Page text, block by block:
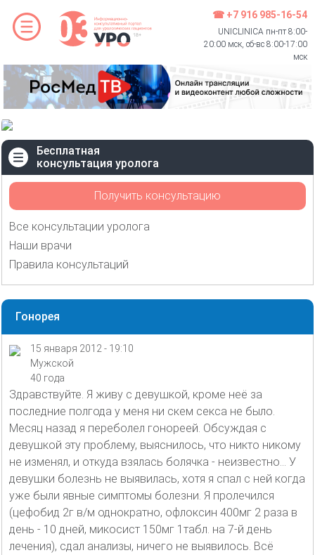
☎ +7 916 985-16-54
UNICLINICA пн-пт 8:00-
20:00 мск, сб-вс 8:00-17:00
мск
Бесплатная
консультация уролога
Получить консультацию
Все консультации уролога
Наши врачи
Правила консультаций
Гонорея
15 января 2012 - 19:10
Мужской
40 года
Здравствуйте. Я живу с девушкой, кроме неё за
последние полгода у меня ни скем секса не было.
Месяц назад я переболел гонореей. Обсуждая с
девушкой эту проблему, выяснилось, что никто никому
не изменял, и откуда взялась болячка - неизвестно... У
девушки болезнь не выявилась, хотя я спал с ней когда
уже были явные симптомы болезни. Я пролечился
(цефобид 2г в/м однократно, офлоксин 400мг 2 раза в
день - 10 дней, микосист 150мг 1табл. на 7-й день
лечения), сдал анализы, ничего не выявилось. Всё